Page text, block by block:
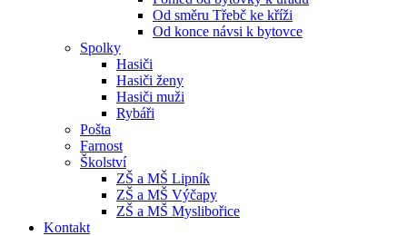
Od směru Třebč ke kříži
Od konce návsi k bytovce
Spolky
Hasiči
Hasiči ženy
Hasiči muži
Rybáři
Pošta
Farnost
Školství
ZŠ a MŠ Lipník
ZŠ a MŠ Výčapy
ZŠ a MŠ Myslibořice
Kontakt